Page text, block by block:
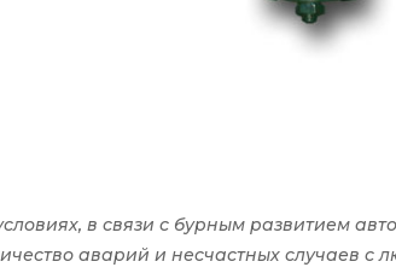
в связи с бурным развитием
аварий и несчастных случаев с